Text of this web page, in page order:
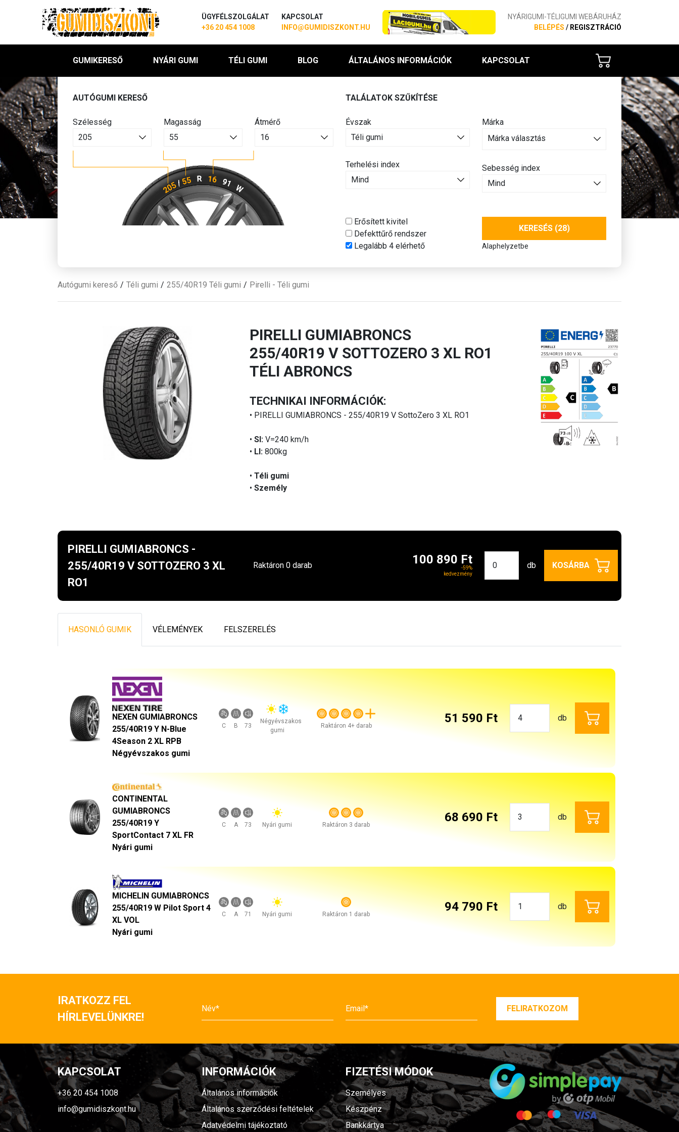
ÜGYFÉLSZOLGÁLAT
+36 20 454 1008
KAPCSOLAT
INFO@GUMIDISZKONT.HU
NYÁRIGUMI-TÉLIGUMI WEBÁRUHÁZ
BELÉPÉS / REGISZTRÁCIÓ
GUMIKERESŐ NYÁRI GUMI TÉLI GUMI BLOG ÁLTALÁNOS INFORMÁCIÓK KAPCSOLAT
AUTÓGUMI KERESŐ
Szélesség Magasság Átmérő
TALÁLATOK SZŰKÍTÉSE
Évszak
Terhelési index
Márka
Márka választás
Sebesség index
Erősített kivitel
Defekttűrő rendszer
Legalább 4 elérhető
KERESÉS (28)
Alaphelyzetbe
Autógumi kereső Téli gumi 255/40R19 Téli gumi Pirelli - Téli gumi
PIRELLI GUMIABRONCS
255/40R19 V SOTTOZERO 3 XL RO1
TÉLI ABRONCS
TECHNIKAI INFORMÁCIÓK:
• PIRELLI GUMIABRONCS - 255/40R19 V SottoZero 3 XL RO1
• SI: V=240 km/h
• LI: 800kg
• Téli gumi
• Személy
PIRELLI GUMIABRONCS -
255/40R19 V SOTTOZERO 3 XL
RO1
Raktáron 0 darab 100 890 Ft
-59%
kedvezmény
db KOSÁRBA
HASONLÓ GUMIK VÉLEMÉNYEK FELSZERELÉS
NEXEN GUMIABRONCS
255/40R19 Y N-Blue
4Season 2 XL RPB
Négyévszakos gumi
C B 73
Négyévszakos
gumi
Raktáron 4+ darab
51 590 Ft db
CONTINENTAL
GUMIABRONCS
255/40R19 Y
SportContact 7 XL FR
Nyári gumi
C A 73 Nyári gumi Raktáron 3 darab
68 690 Ft db
MICHELIN GUMIABRONCS
255/40R19 W Pilot Sport 4
XL VOL
Nyári gumi
C A 71 Nyári gumi Raktáron 1 darab
94 790 Ft db
IRATKOZZ FEL
HÍRLEVELÜNKRE!
KAPCSOLAT
+36 20 454 1008
info@gumidiszkont.hu
INFORMÁCIÓK
Általános információk
Általános szerződési feltételek
Adatvédelmi tájékoztató
FIZETÉSI MÓDOK
Személyes
Készpénz
Bankkártya